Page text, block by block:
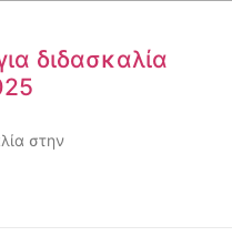
διδασκαλία
στην